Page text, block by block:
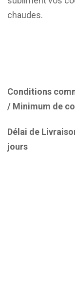
chaudes.
Conditions
/ Minimum de
Délai de
jours